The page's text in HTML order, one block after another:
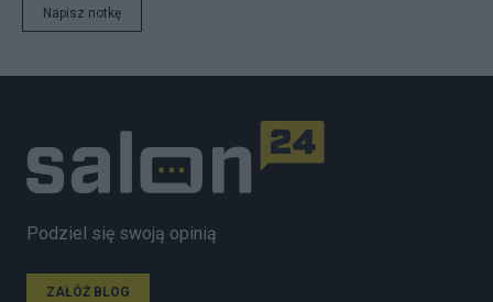
Napisz notkę
Podziel się swoją opinią
ZAŁÓŻ BLOG